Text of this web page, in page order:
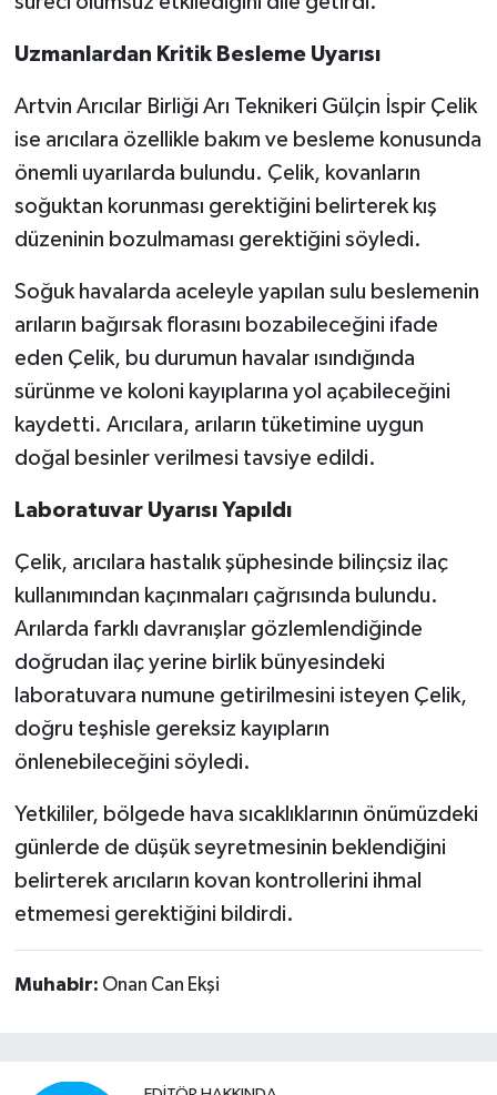
Uzmanlardan Kritik Besleme Uyarısı
Artvin Arıcılar Birliği Arı Teknikeri Gülçin İspir Çelik
ise arıcılara özellikle bakım ve besleme konusunda
önemli uyarılarda bulundu. Çelik, kovanların
soğuktan korunması gerektiğini belirterek kış
düzeninin bozulmaması gerektiğini söyledi.
Soğuk havalarda aceleyle yapılan sulu beslemenin
arıların bağırsak florasını bozabileceğini ifade
eden Çelik, bu durumun havalar ısındığında
sürünme ve koloni kayıplarına yol açabileceğini
kaydetti. Arıcılara, arıların tüketimine uygun
doğal besinler verilmesi tavsiye edildi.
Laboratuvar Uyarısı Yapıldı
Çelik, arıcılara hastalık şüphesinde bilinçsiz ilaç
kullanımından kaçınmaları çağrısında bulundu.
Arılarda farklı davranışlar gözlemlendiğinde
doğrudan ilaç yerine birlik bünyesindeki
laboratuvara numune getirilmesini isteyen Çelik,
doğru teşhisle gereksiz kayıpların
önlenebileceğini söyledi.
Yetkililer, bölgede hava sıcaklıklarının önümüzdeki
günlerde de düşük seyretmesinin beklendiğini
belirterek arıcıların kovan kontrollerini ihmal
etmemesi gerektiğini bildirdi.
Muhabir: Onan Can Ekşi